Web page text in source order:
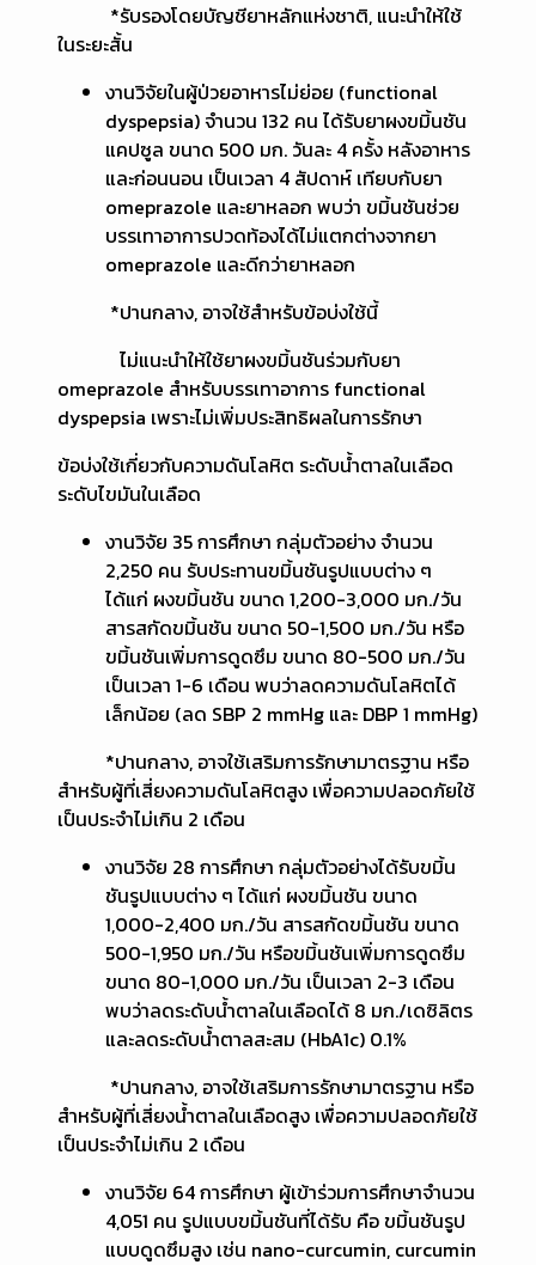
*รับรองโดยบัญชียาหลักแห่งชาติ, แนะนำให้ใช้
ในระยะสั้น
งานวิจัยในผู้ป่วยอาหารไม่ย่อย (functional
dyspepsia) จำนวน 132 คน ได้รับยาผงขมิ้นชัน
แคปซูล ขนาด 500 มก. วันละ 4 ครั้ง หลังอาหาร
และก่อนนอน เป็นเวลา 4 สัปดาห์ เทียบกับยา
omeprazole และยาหลอก พบว่า ขมิ้นชันช่วย
บรรเทาอาการปวดท้องได้ไม่แตกต่างจากยา
omeprazole และดีกว่ายาหลอก
*ปานกลาง, อาจใช้สำหรับข้อบ่งใช้นี้
ไม่แนะนำให้ใช้ยาผงขมิ้นชันร่วมกับยา
omeprazole สำหรับบรรเทาอาการ functional
dyspepsia เพราะไม่เพิ่มประสิทธิผลในการรักษา
ข้อบ่งใช้เกี่ยวกับความดันโลหิต ระดับน้ำตาลในเลือด
ระดับไขมันในเลือด
งานวิจัย 35 การศึกษา กลุ่มตัวอย่าง จำนวน
2,250 คน รับประทานขมิ้นชันรูปแบบต่าง ๆ
ได้แก่ ผงขมิ้นชัน ขนาด 1,200-3,000 มก./วัน
สารสกัดขมิ้นชัน ขนาด 50-1,500 มก./วัน หรือ
ขมิ้นชันเพิ่มการดูดซึม ขนาด 80-500 มก./วัน
เป็นเวลา 1-6 เดือน พบว่าลดความดันโลหิตได้
เล็กน้อย (ลด SBP 2 mmHg และ DBP 1 mmHg)
*ปานกลาง, อาจใช้เสริมการรักษามาตรฐาน หรือ
สำหรับผู้ที่เสี่ยงความดันโลหิตสูง เพื่อความปลอดภัยใช้
เป็นประจำไม่เกิน 2 เดือน
งานวิจัย 28 การศึกษา กลุ่มตัวอย่างได้รับขมิ้น
ชันรูปแบบต่าง ๆ ได้แก่ ผงขมิ้นชัน ขนาด
1,000-2,400 มก./วัน สารสกัดขมิ้นชัน ขนาด
500-1,950 มก./วัน หรือขมิ้นชันเพิ่มการดูดซึม
ขนาด 80-1,000 มก./วัน เป็นเวลา 2-3 เดือน
พบว่าลดระดับน้ำตาลในเลือดได้ 8 มก./เดซิลิตร
และลดระดับน้ำตาลสะสม (HbA1c) 0.1%
*ปานกลาง, อาจใช้เสริมการรักษามาตรฐาน หรือ
สำหรับผู้ที่เสี่ยงน้ำตาลในเลือดสูง เพื่อความปลอดภัยใช้
เป็นประจำไม่เกิน 2 เดือน
งานวิจัย 64 การศึกษา ผู้เข้าร่วมการศึกษาจำนวน
4,051 คน รูปแบบขมิ้นชันที่ได้รับ คือ ขมิ้นชันรูป
แบบดูดซึมสูง เช่น nano-curcumin, curcumin